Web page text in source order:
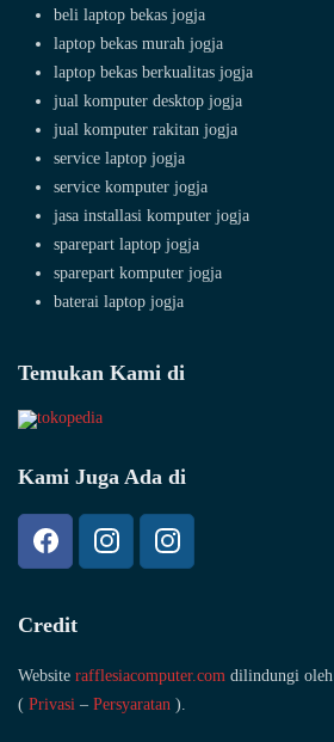
beli laptop bekas jogja
laptop bekas murah jogja
laptop bekas berkualitas jogja
jual komputer desktop jogja
jual komputer rakitan jogja
service laptop jogja
service komputer jogja
jasa installasi komputer jogja
sparepart laptop jogja
sparepart komputer jogja
baterai laptop jogja
Temukan Kami di
Kami Juga Ada di
Credit
Website rafflesiacomputer.com dilindungi oleh
( Privasi – Persyaratan ).